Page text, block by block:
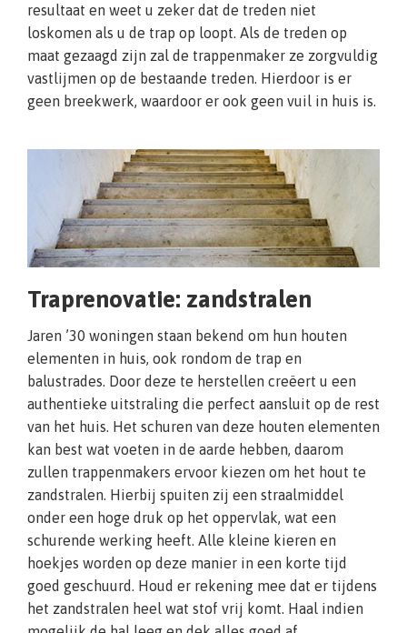
resultaat en weet u zeker dat de treden niet
loskomen als u de trap op loopt. Als de treden op
maat gezaagd zijn zal de trappenmaker ze zorgvuldig
vastlijmen op de bestaande treden. Hierdoor is er
geen breekwerk, waardoor er ook geen vuil in huis is.
Traprenovatie: zandstralen
Jaren ’30 woningen staan bekend om hun houten
elementen in huis, ook rondom de trap en
balustrades. Door deze te herstellen creëert u een
authentieke uitstraling die perfect aansluit op de rest
van het huis. Het schuren van deze houten elementen
kan best wat voeten in de aarde hebben, daarom
zullen trappenmakers ervoor kiezen om het hout te
zandstralen. Hierbij spuiten zij een straalmiddel
onder een hoge druk op het oppervlak, wat een
schurende werking heeft. Alle kleine kieren en
hoekjes worden op deze manier in een korte tijd
goed geschuurd. Houd er rekening mee dat er tijdens
het zandstralen heel wat stof vrij komt. Haal indien